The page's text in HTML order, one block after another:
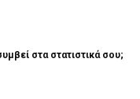
στα στατιστικά σου;